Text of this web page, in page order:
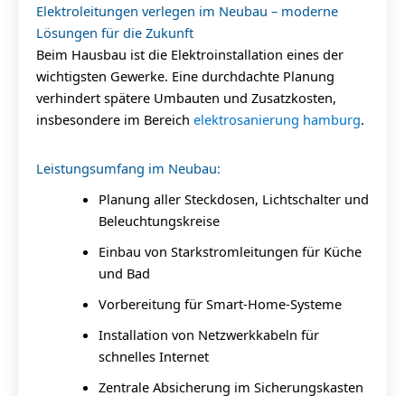
Elektroleitungen verlegen im Neubau – moderne
Lösungen für die Zukunft
Beim Hausbau ist die Elektroinstallation eines der
wichtigsten Gewerke. Eine durchdachte Planung
verhindert spätere Umbauten und Zusatzkosten,
insbesondere im Bereich elektrosanierung hamburg.
Leistungsumfang im Neubau:
Planung aller Steckdosen, Lichtschalter und
Beleuchtungskreise
Einbau von Starkstromleitungen für Küche
und Bad
Vorbereitung für Smart-Home-Systeme
Installation von Netzwerkkabeln für
schnelles Internet
Zentrale Absicherung im Sicherungskasten